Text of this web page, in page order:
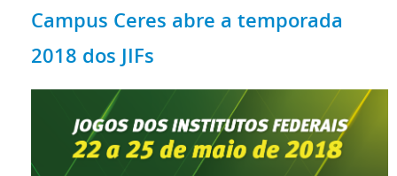
Campus Ceres abre a temporada
2018 dos JIFs